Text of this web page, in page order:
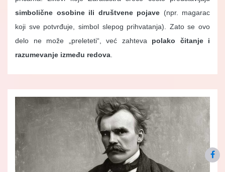
simbolične osobine ili društvene pojave (npr. magarac
koji sve potvrđuje, simbol slepog prihvatanja). Zato se ovo
delo ne može „preleteti“, već zahteva polako čitanje i
razumevanje između redova